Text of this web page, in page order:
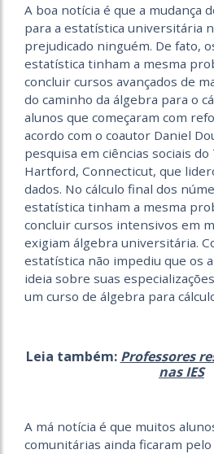
A boa notícia é que a mudança
para a estatística universitária
prejudicado ninguém. De fato,
estatística tinham a mesma
concluir cursos avançados de
do caminho da álgebra para o
alunos que começaram com
acordo com o coautor Daniel
pesquisa em ciências sociais
Hartford, Connecticut, que
dados. No cálculo final dos
estatística tinham a mesma
concluir cursos intensivos em
exigiam álgebra universitária.
estatística não impediu que os
ideia sobre suas
um curso de álgebra para
Leia também: Professores
nas IES
A má notícia é que muitos
comunitárias ainda ficaram